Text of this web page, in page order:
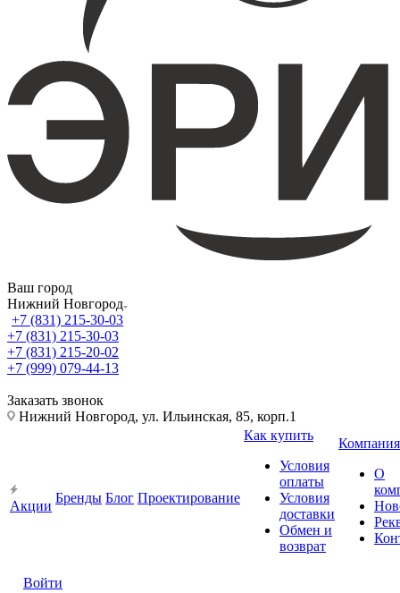
Ваш город
Нижний Новгород
+7 (831) 215-30-03
+7 (831) 215-30-03
+7 (831) 215-20-02
+7 (999) 079-44-13
Заказать звонок
Нижний Новгород, ул. Ильинская, 85, корп.1
Акции
Бренды Блог Проектирование
Как купить
Условия
оплаты
Условия
доставки
Обмен и
возврат
Компания
О
Войти